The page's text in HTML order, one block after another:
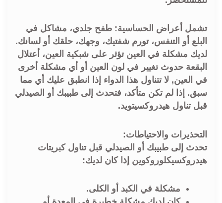
تشمل أعراض الحساسية: طفح جلدي، مشاكل في
البلع أو التنفس، تورم شفتيك، وجهك، حلقك أو لسانك.
لديك مشكلة في العين تؤثر على شبكية العين، أعتلال
البقعة حدوث تغيير في لون العين أو أي مشكلة أخرى
في العين, لا تتناول هذا الدواء إذا انطبق عليك أي مما
سبق. إذا لم تكن متأكد، فتحدث إلى طبيبك أو الصيدلي
قبل تناول هيدروكسيتويد.
التحذيرات والاحتياطات:
تحدث إلى طبيبك أو الصيدلي قبل تناول كبريتات
هيدروكسيكلوروكوين إذا كان لديك:
مشكلة في الكبد أو الكلى.